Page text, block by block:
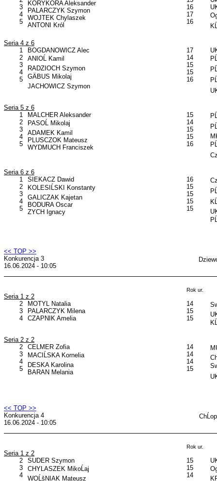
3
4
5
KORYKORA Aleksander
PALARCZYK Szymon
WOJTEK Chylaszek
ANTONI Król
16
17
16
Seria 4 z 6
1
2
3
4
5
BOGDANOWICZ Alec
ANIOĹ Kamil
RADZIOCH Szymon
GÄBUS Mikolaj
JACHOWICZ Szymon
17
14
15
15
16
Seria 5 z 6
1
2
3
4
5
MALCHER Aleksander
PASOĹ Mikolaj
ADAMEK Kamil
PLUSCZOK Mateusz
WYDMUCH Franciszek
15
14
15
15
16
Seria 6 z 6
1
2
3
4
5
SIEKACZ Dawid
KOLESIĹSKI Konstanty
GALICZAK Kajetan
BODURA Oscar
ZYCH Ignacy
16
15
15
15
15
<< TOP >>
Konkurencja 3
16.06.2024 - 10:05
Rok ur.
Seria 1 z 2
2
3
4
MOTYL Natalia
PALARCZYK Milena
CZAPNIK Amelia
14
15
15
Seria 2 z 2
2
3
4
5
CELMER Zofia
MACIĹSKA Kornelia
DESKA Karolina
BARAN Melania
14
14
14
15
<< TOP >>
Konkurencja 4
16.06.2024 - 10:05
Rok ur.
Seria 1 z 2
2
3
4
SUDER Szymon
CHYLASZEK MikoĹaj
WOĹšNIAK Mateusz
15
15
14